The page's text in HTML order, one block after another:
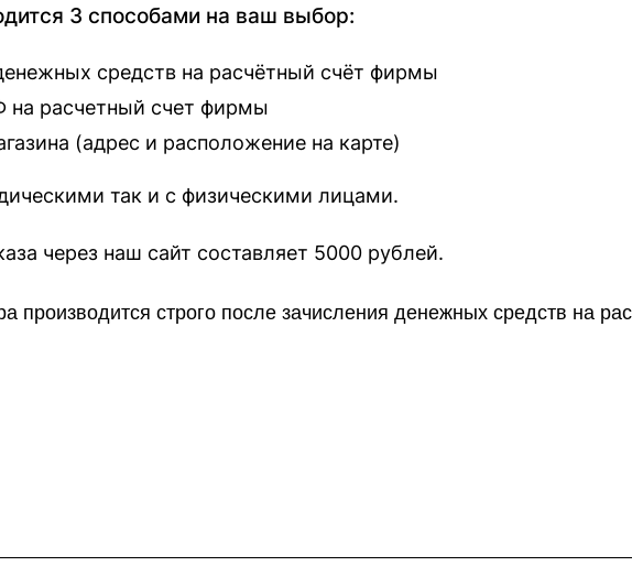
3 способами на ваш выбор:
средств на расчётный счёт фирмы
на расчетный счет фирмы
(адрес и расположение на карте)
так и с физическими лицами.
заказа через наш сайт составляет 5000
производится строго после зачисления денежных средств на